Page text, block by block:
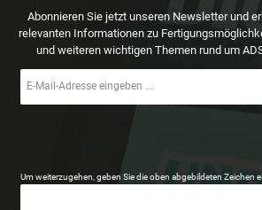
Abonnieren Sie jetzt unseren Newsletter und
relevanten Informationen zu
und weiteren wichtigen Themen rund um
Mail-
Um weiterzugehen, geben Sie die oben abgebildeten Zeichen